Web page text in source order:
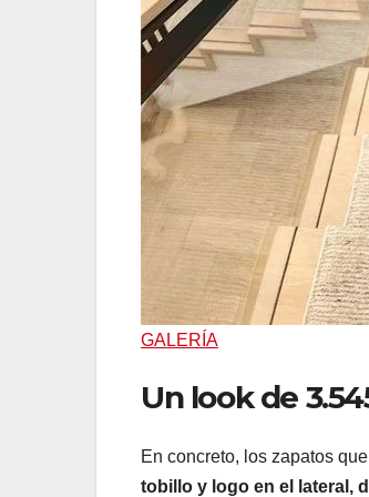
GALERÍA
Un look de
En concreto, los zapatos
tobillo y logo en el lateral,